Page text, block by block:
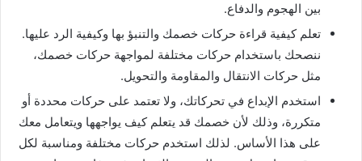
بين الهجوم والدفاع.
تعلم كيفية قراءة حركات خصمك والتنبؤ بها وكيفية الرد عليها.
ننصحك باستخدام حركات مختلفة لمواجهة حركات خصمك،
مثل حركات الانتقال والمقاومة والتحويل.
استخدم الإبداع في تحركاتك، ولا تعتمد على حركات محددة أو
متكررة، وذلك لأن خصمك قد يتعلم كيف يواجهها ويتعامل معك
على هذا الأساس. لذلك استخدم حركات مختلفة ومناسبة لكل